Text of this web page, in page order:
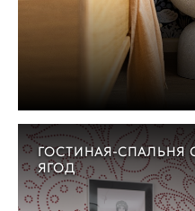
ГОСТИНАЯ-
ЯГОД